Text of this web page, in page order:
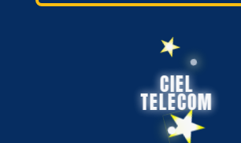
CIEL
TELECOM